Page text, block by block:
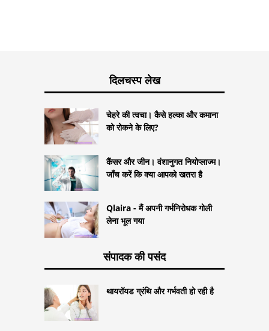
दिलचस्प लेख
चेहरे की त्वचा। कैसे हल्का और कमाना
को रोकने के लिए?
कैंसर और जीन। वंशानुगत नियोप्लाज्म।
जाँच करें कि क्या आपको खतरा है
Qlaira - मैं अपनी गर्भनिरोधक गोली
लेना भूल गया
संपादक की पसंद
थायरॉयड ग्रंथि और गर्भवती हो रही है